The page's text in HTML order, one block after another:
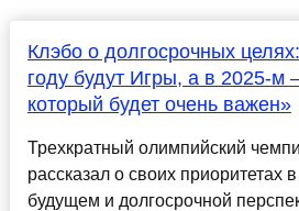
Клэбо о долгосрочных
году будут Игры, а в 2025-
который будет очень важен»
Трехкратный олимпийский
рассказал о своих приоритетах
будущем и долгосрочной